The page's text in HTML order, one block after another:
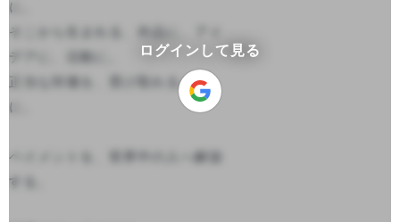
に。
そこから生まれる、作品に、アイ
デアに、活動に。
正当な対価を、受け取れるよう
に。
ペイメントを、世界中の人へ解放
する。
ログインして見る